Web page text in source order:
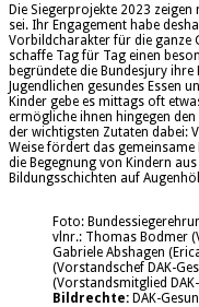
Die Siegerprojekte 2023
sei. Ihr Engagement habe
Vorbildcharakter für die ganze
schaffe Tag für Tag einen
begründete die Bundesjury ihre
Jugendlichen gesundes Essen
Kinder gebe es mittags oft
ermögliche ihnen hingegen
der wichtigsten Zutaten dabei:
Weise fördert das
die Begegnung von Kindern
Bildungsschichten auf
Foto:
vlnr.: Thomas Bodmer
Gabriele Abshagen
(Vorstandschef DAK-
(Vorstandsmitglied
Bildrechte: DAK-